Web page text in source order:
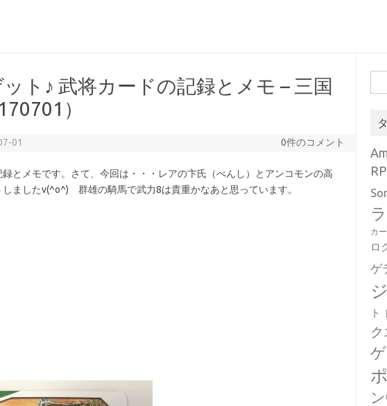
ト♪ 武将カードの記録とメモ – 三国
）
01 0件のコメント
とメモです。さて、今回は・・・レアの卞氏（べんし）とアンコモンの高
しましたv(^o^) 群雄の騎馬で武力8は貴重かなあと思っています。
索:
カ
ロ
ゲ
ト